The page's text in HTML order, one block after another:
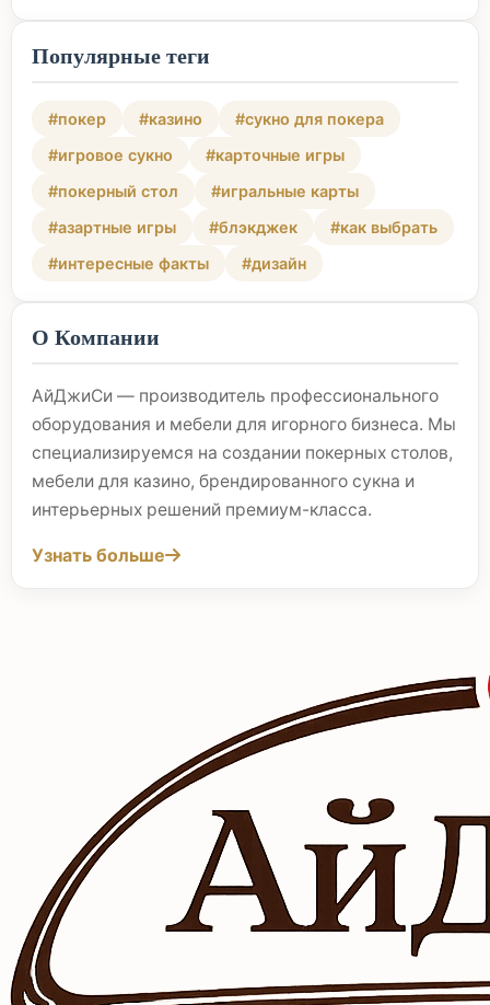
Популярные теги
#покер #казино
#сукно для покера
#игровое сукно
#карточные игры
#покерный стол
#игральные карты
#азартные игры
#блэкджек
#как выбрать
#интересные факты
#дизайн
О Компании
АйДжиСи — производитель профессионального
оборудования и мебели для игорного бизнеса. Мы
специализируемся на создании покерных столов,
мебели для казино, брендированного сукна и
интерьерных решений премиум-класса.
Узнать больше